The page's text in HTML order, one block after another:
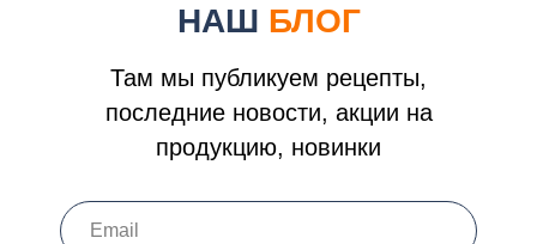
НАШ БЛОГ
Там мы публикуем рецепты,
последние новости, акции на
продукцию, новинки